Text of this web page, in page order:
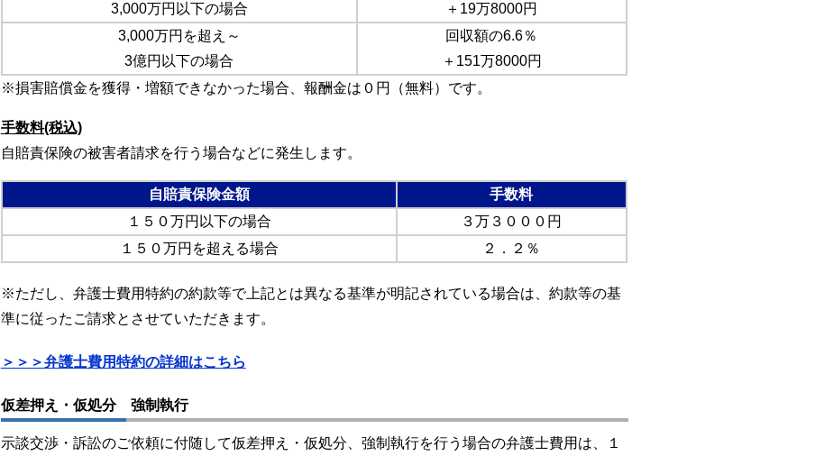
3,000万円以下の場合
＋19万8000円
3,000万円を超え～
3億円以下の場合
回収額の6.6％
＋151万8000円
※損害賠償金を獲得・増額できなかった場合、報酬金は０円（無料）です。
手数料(税込)
自賠責保険の被害者請求を行う場合などに発生します。
自賠責保険金額
手数料
１５０万円以下の場合
３万３０００円
１５０万円を超える場合
２．２％
※ただし、弁護士費用特約の約款等で上記とは異なる基準が明記されている場合は、約款等の基
準に従ったご請求とさせていただきます。
＞＞＞弁護士費用特約の詳細はこちら
仮差押え・仮処分 強制執行
示談交渉・訴訟のご依頼に付随して仮差押え・仮処分、強制執行を行う場合の弁護士費用は、１